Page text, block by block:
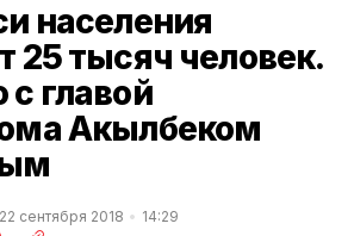
населения
25 тысяч человек.
главой
Акылбеком
22 сентября 2018 14:29